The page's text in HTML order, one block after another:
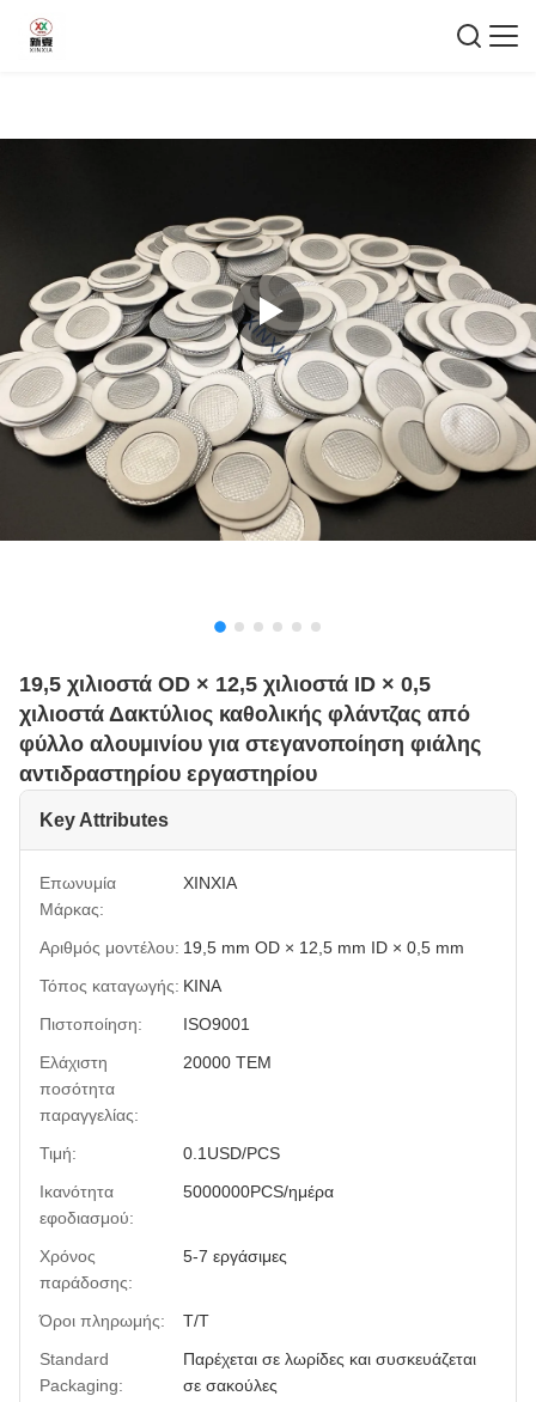
19,5 χιλιοστά OD × 12,5 χιλιοστά ID × 0,5
χιλιοστά Δακτύλιος καθολικής φλάντζας από
φύλλο αλουμινίου για στεγανοποίηση φιάλης
αντιδραστηρίου εργαστηρίου
Key Attributes
Επωνυμία
Μάρκας:
XINXIA
Αριθμός μοντέλου: 19,5 mm OD × 12,5 mm ID × 0,5 mm
Τόπος καταγωγής: ΚΙΝΑ
Πιστοποίηση:
ISO9001
Ελάχιστη
ποσότητα
παραγγελίας:
20000 ΤΕΜ
Τιμή:
0.1USD/PCS
Ικανότητα
εφοδιασμού:
5000000PCS/ημέρα
Χρόνος
παράδοσης:
5-7 εργάσιμες
Όροι πληρωμής:
T/T
Standard
Packaging:
Παρέχεται σε λωρίδες και συσκευάζεται
σε σακούλες